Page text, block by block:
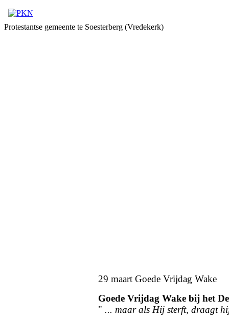
Protestantse gemeente te Soesterberg (Vredekerk)
29 maart Goede Vrijdag Wake
Goede Vrijdag Wake bij het
" ... maar als Hij sterft, draagt